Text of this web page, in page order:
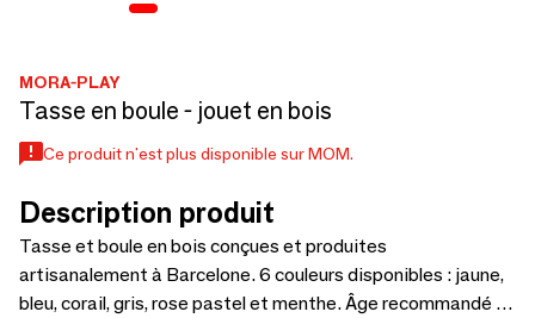
MORA-PLAY
Tasse en boule - jouet en bois
Ce produit n'est plus disponible sur MOM.
Description produit
Tasse et boule en bois conçues et produites
artisanalement à Barcelone. 6 couleurs disponibles : jaune,
bleu, corail, gris, rose pastel et menthe. Âge recommandé : 6